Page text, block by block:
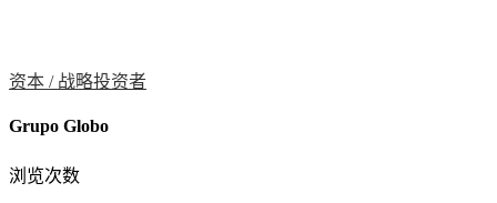
资本 / 战略投资者
Grupo Globo
浏览次数